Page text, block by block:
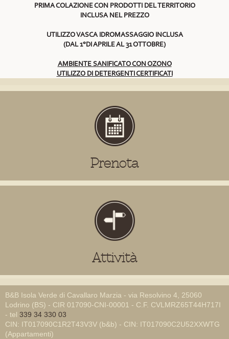
PRIMA COLAZIONE CON PRODOTTI DEL TERRITORIO
INCLUSA NEL PREZZO
UTILIZZO VASCA IDROMASSAGGIO INCLUSA
(DAL 1°DI APRILE AL 31 OTTOBRE)
AMBIENTE SANIFICATO CON OZONO
UTILIZZO DI DETERGENTI CERTIFICATI
Prenota
Attività
B&B Isola Verde di Cavallaro Marzia - via Resolvino 4, 25060
Lodrino (BS) - CIR 017090-CNI-00001 - C.F. CVLMRZ65T44H717I
- tel 339 34 330 03
CIN: IT017090C1R2T43V3V (b&b) - CIN: IT017090C2U52XXWTG
(Appartamenti)